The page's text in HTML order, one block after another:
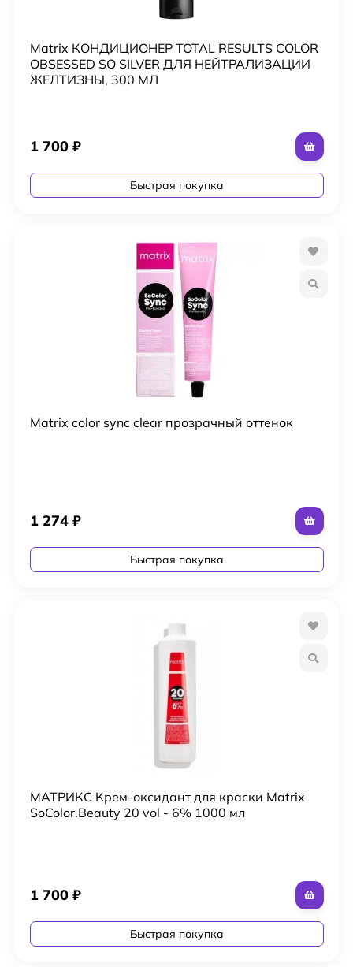
Matrix КОНДИЦИОНЕР TOTAL RESULTS COLOR
OBSESSED SO SILVER ДЛЯ НЕЙТРАЛИЗАЦИИ
ЖЕЛТИЗНЫ, 300 МЛ
1 700 ₽
Быстрая покупка
Matrix color sync clear прозрачный оттенок
1 274 ₽
Быстрая покупка
МАТРИКС Крем-оксидант для краски Matrix
SoColor.Beauty 20 vol - 6% 1000 мл
1 700 ₽
Быстрая покупка